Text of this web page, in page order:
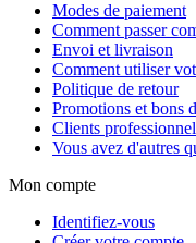
Modes de paiement
Comment passer
Envoi et livraison
Comment utiliser
Politique de retour
Promotions et bons
Clients
Vous avez d'autres
Mon compte
Identifiez-vous